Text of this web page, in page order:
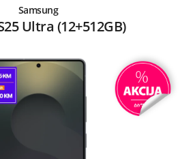
Samsung
Ultra (12+512GB)